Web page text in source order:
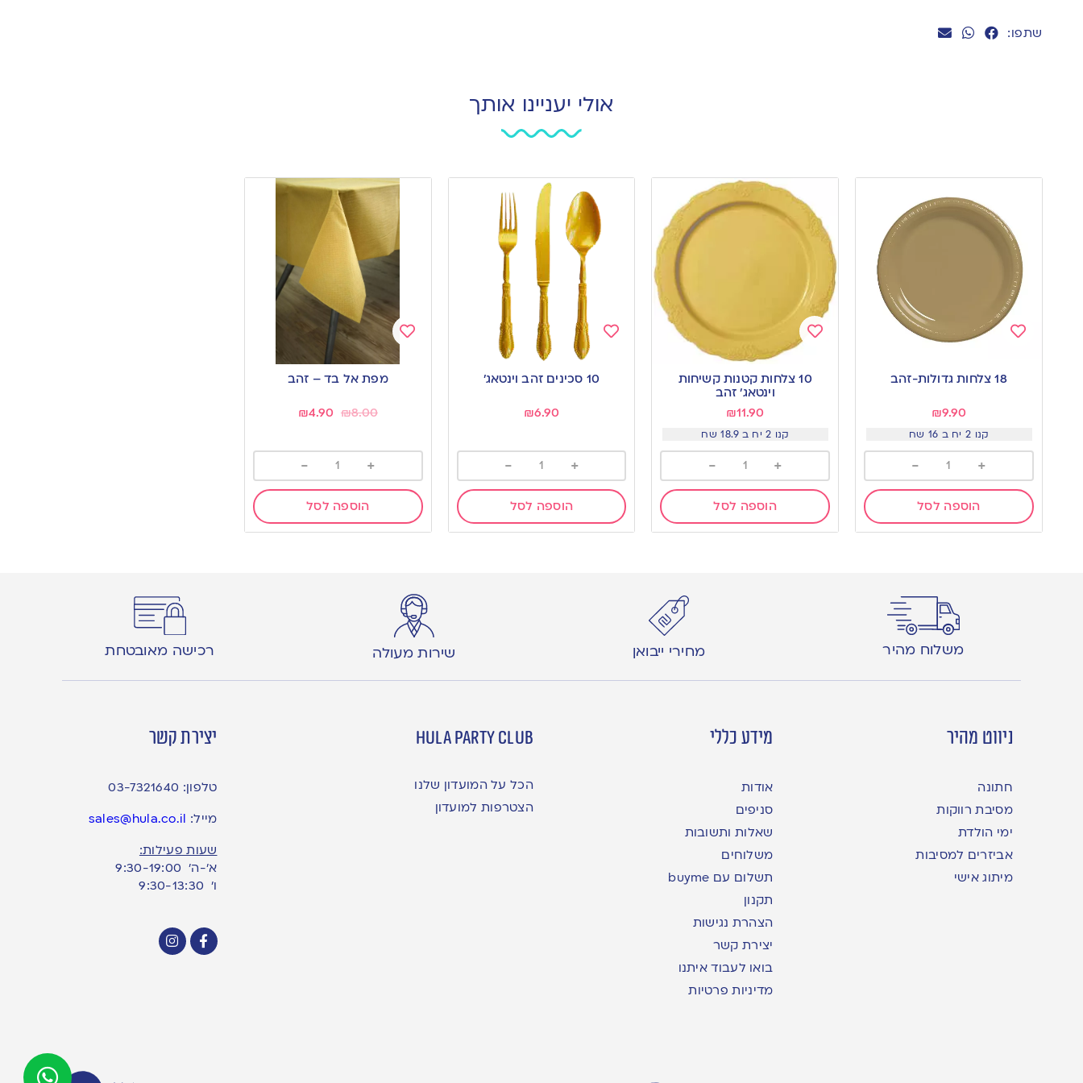
שתפו:
אולי יעניינו אותך
18 צלחות גדולות-זהב
₪9.90
קנו 2 יח ב 16 שח
+
-
הוספה לסל
to
10 צלחות קטנות קשיחות
וינטאג׳ זהב
₪11.90
קנו 2 יח ב 18.9 שח
+
-
הוספה לסל
10 סכינים זהב וינטאג’
₪6.90
+
-
הוספה לסל
Add
מפת אל בד – זהב
₪8.00
₪4.90
+
-
הוספה לסל
משלוח מהיר מחירי ייבואן שירות מעולה רכישה מאובטחת
ניווט מהיר
חתונה
מסיבת רווקות
ימי הולדת
אביזרים למסיבות
מיתוג אישי
מידע כללי
אודות
סניפים
שאלות ותשובות
משלוחים
תשלום עם buyme
תקנון
הצהרת נגישות
יצירת קשר
בואו לעבוד איתנו
מדיניות פרטיות
hula party club
הכל על המועדון שלנו
הצטרפות למועדון
יצירת קשר
טלפון: 03-7321640
מייל: sales@hula.co.il
שעות פעילות:
א’-ה’ 9:30-19:00
ו׳ 9:30-13:30